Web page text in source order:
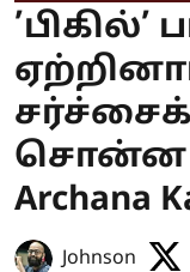
சொன்ன
Archana
Johnson